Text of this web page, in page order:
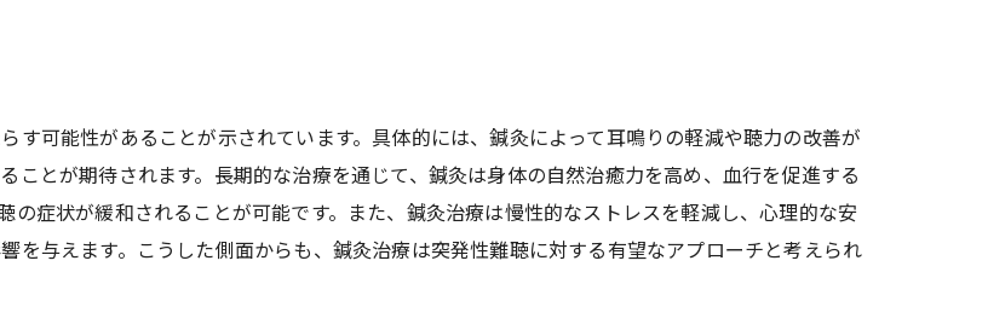
す可能性があることが示されています。具体的には、鍼灸によって耳鳴りの軽減や聴力の改善が
ことが期待されます。長期的な治療を通じて、鍼灸は身体の自然治癒力を高め、血行を促進する
の症状が緩和されることが可能です。また、鍼灸治療は慢性的なストレスを軽減し、心理的な安
を与えます。こうした側面からも、鍼灸治療は突発性難聴に対する有望なアプローチと考えられ